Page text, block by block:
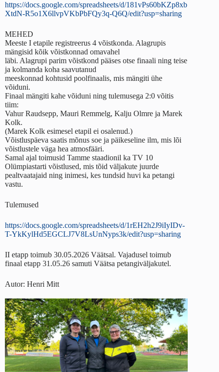
https://docs.google.com/spreadsheets/d/181vPs60bKZp8xb
XtdN-R5o1X6llvpVKbPbFQy3q-Q6Q/edit?usp=sharing
MEHED
Meeste I etapile registreerus 4 võistkonda. Alagrupis
mängisid kõik võistkonnad omavahel
läbi. Alagrupi parim võistkond pääses otse finaali ning teise
ja kolmanda koha saavutanud
meeskonnad kohtusid poolfinaalis, mis mängiti ühe
võiduni.
Finaal mängiti kahe võiduni ning tulemusega 2:0 võitis
tiim:
Vahur Raudsepp, Mauri Remmelg, Kalju Olmre ja Marek
Kolk.
(Marek Kolk esimesel etapil ei osalenud.)
Võistluspäeva saatis mõnus soe ja päikeseline ilm, mis lõi
võistlustele väga hea atmosfääri.
Samal ajal toimusid Tamme staadionil ka TV 10
Olümpiastarti võistlused, mis tõid väljakute juurde
pealtvaatajaid ning inimesi, kes tundsid huvi ka petangi
vastu.
Tulemused
https://docs.google.com/spreadsheets/d/1rEH2h2J9iIyIDv-
T-YkKylHd5EGCLJ7V8LsUnNyps3k/edit?usp=sharing
II etapp toimub 30.05.2026 Väätsal. Vajadusel toimub
finaal etapp 31.05.26 samuti Väätsa petangiväljakutel.
Autor: Henri Mitt